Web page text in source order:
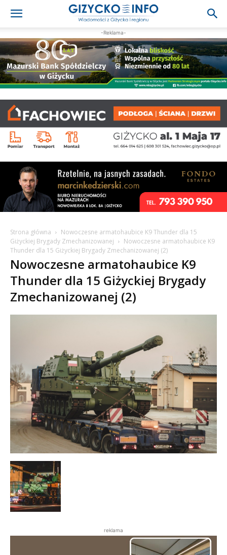
-Reklama-
Strona główna
Nowoczesne armatohaubice K9 Thunder dla 15
Giżyckiej Brygady Zmechanizowanej
Nowoczesne armatohaubice K9
Thunder dla 15 Giżyckiej Brygady Zmechanizowanej (2)
Nowoczesne armatohaubice K9
Thunder dla 15 Giżyckiej Brygady
Zmechanizowanej (2)
reklama